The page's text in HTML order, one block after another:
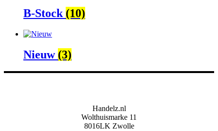
B-Stock (10)
Nieuw (3)
Handelz.nl
Wolthuismarke 11
8016LK Zwolle